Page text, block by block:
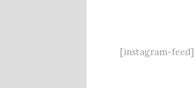
[instagram-feed]